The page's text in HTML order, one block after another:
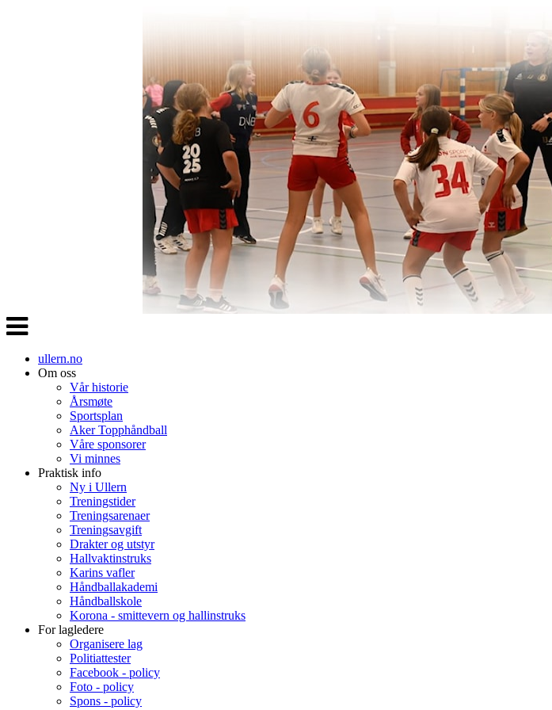
Veksle
navigasjon
ullern.no
Om oss
Vår historie
Årsmøte
Sportsplan
Aker Topphåndball
Våre sponsorer
Vi minnes
Praktisk info
Ny i Ullern
Treningstider
Treningsarenaer
Treningsavgift
Drakter og utstyr
Hallvaktinstruks
Karins vafler
Håndballakademi
Håndballskole
Korona - smittevern og hallinstruks
For lagledere
Organisere lag
Politiattester
Facebook - policy
Foto - policy
Spons - policy